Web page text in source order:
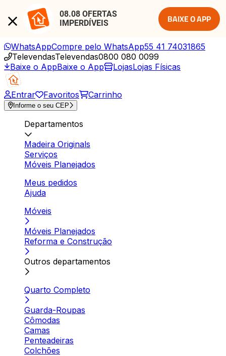
08.08 OFERTAS
IMPERDÍVEIS
BAIXE O APP
WhatsAppCompre pelo WhatsApp55 41 74031865
TelevendasTelevendas0800 080 0099
Baixe o AppBaixe o App LojasLojas Físicas
Entrar Favoritos Carrinho
Informe o seu CEP
Departamentos
Madeira Originals
Serviços
Móveis Planejados
Meus pedidos
Ajuda
Móveis
Móveis Planejados
Reforma e Construção
Outros departamentos
Quarto Completo
Guarda-Roupas
Cômodas
Camas
Penteadeiras
Colchões